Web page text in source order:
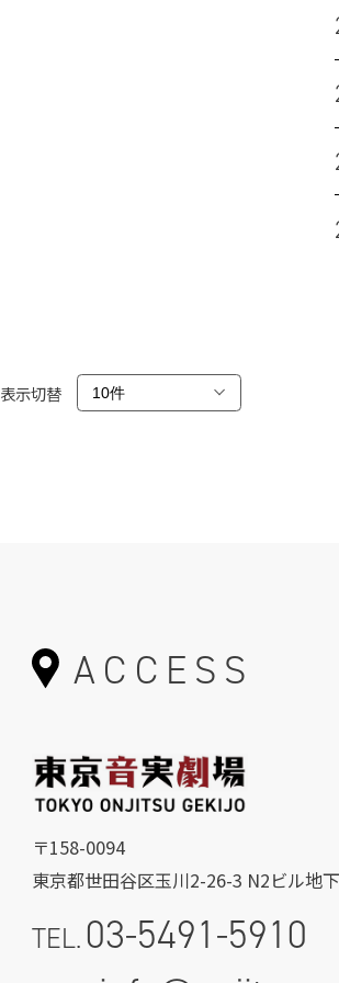
表示切替
ACCESS
〒158-0094
東京都世田谷区玉川2-26-3 N2ビル地
TEL.03-5491-5910